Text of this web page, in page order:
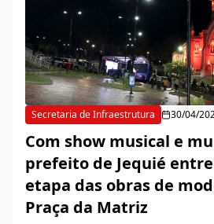
Secretaria de Infraestrutura 30/04/
Com show musical e
prefeito de Jequié
etapa das obras de
Praça da Matriz